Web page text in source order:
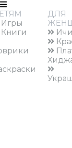
ДЛЯ